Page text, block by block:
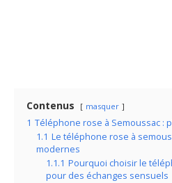
Contenus masquer
1 Téléphone rose à Semoussac :
1.1 Le téléphone rose à
modernes
1.1.1 Pourquoi choisir le
pour des échanges sensuels